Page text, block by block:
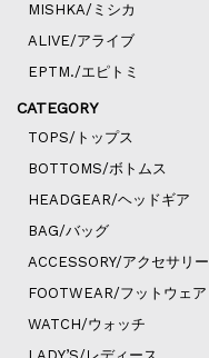
MISHKA/ミシカ
ALIVE/アライブ
EPTM./エピトミ
CATEGORY
TOPS/トップス
BOTTOMS/ボトムス
HEADGEAR/ヘッドギア
BAG/バッグ
ACCESSORY/アクセサリー
FOOTWEAR/フットウェア
WATCH/ウォッチ